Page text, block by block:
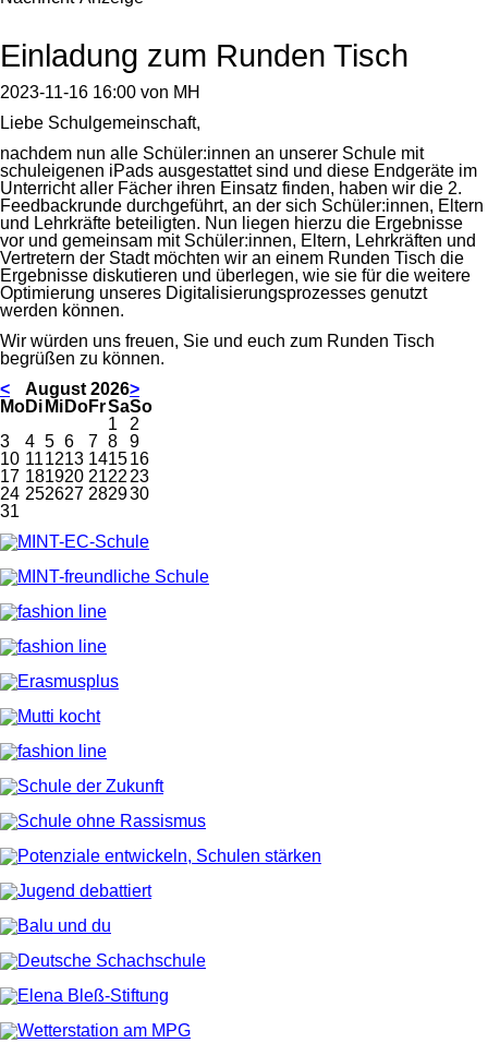
Einladung zum Runden Tisch
2023-11-16 16:00 von MH
Liebe Schulgemeinschaft,
nachdem nun alle Schüler:innen an unserer Schule mit
schuleigenen iPads ausgestattet sind und diese Endgeräte im
Unterricht aller Fächer ihren Einsatz finden, haben wir die 2.
Feedbackrunde durchgeführt, an der sich Schüler:innen, Eltern
und Lehrkräfte beteiligten. Nun liegen hierzu die Ergebnisse
vor und gemeinsam mit Schüler:innen, Eltern, Lehrkräften und
Vertretern der Stadt möchten wir an einem Runden Tisch die
Ergebnisse diskutieren und überlegen, wie sie für die weitere
Optimierung unseres Digitalisierungsprozesses genutzt
werden können.
Wir würden uns freuen, Sie und euch zum Runden Tisch
begrüßen zu können.
<
August 2026>
Montag
Dienstag
Mittwoch
Donnerstag
Freitag
Samstag
Sonntag
1
2
3
4 5 6 7 8
9
10 111213 141516
17 181920 2122 23
24 252627 282930
31